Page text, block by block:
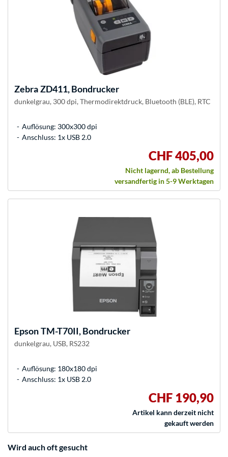
ZebraZD411, Bondrucker
dunkelgrau, 300 dpi, Thermodirektdruck, Bluetooth (BLE), RTC
Auflösung: 300x300 dpi
Anschluss: 1x USB 2.0
CHF 405,00
Nicht lagernd, ab Bestellung
versandfertig in 5-9 Werktagen
EpsonTM-T70II, Bondrucker
dunkelgrau, USB, RS232
Auflösung: 180x180 dpi
Anschluss: 1x USB 2.0
CHF 190,90
Artikel kann derzeit nicht
gekauft werden
Wird auch oft gesucht